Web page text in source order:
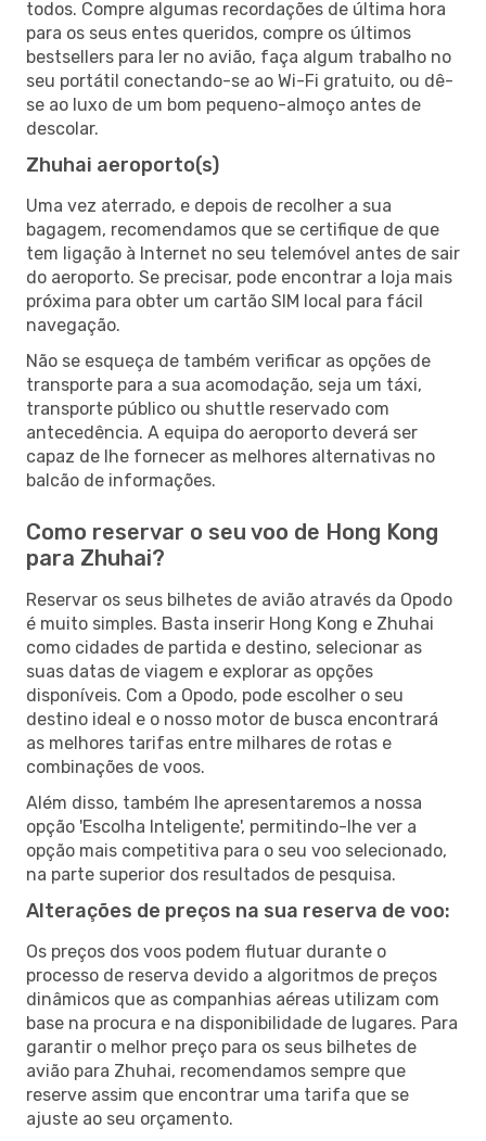
todos. Compre algumas recordações de última hora
para os seus entes queridos, compre os últimos
bestsellers para ler no avião, faça algum trabalho no
seu portátil conectando-se ao Wi-Fi gratuito, ou dê-
se ao luxo de um bom pequeno-almoço antes de
descolar.
Zhuhai aeroporto(s)
Uma vez aterrado, e depois de recolher a sua
bagagem, recomendamos que se certifique de que
tem ligação à Internet no seu telemóvel antes de sair
do aeroporto. Se precisar, pode encontrar a loja mais
próxima para obter um cartão SIM local para fácil
navegação.
Não se esqueça de também verificar as opções de
transporte para a sua acomodação, seja um táxi,
transporte público ou shuttle reservado com
antecedência. A equipa do aeroporto deverá ser
capaz de lhe fornecer as melhores alternativas no
balcão de informações.
Como reservar o seu voo de Hong Kong
para Zhuhai?
Reservar os seus bilhetes de avião através da Opodo
é muito simples. Basta inserir Hong Kong e Zhuhai
como cidades de partida e destino, selecionar as
suas datas de viagem e explorar as opções
disponíveis. Com a Opodo, pode escolher o seu
destino ideal e o nosso motor de busca encontrará
as melhores tarifas entre milhares de rotas e
combinações de voos.
Além disso, também lhe apresentaremos a nossa
opção 'Escolha Inteligente', permitindo-lhe ver a
opção mais competitiva para o seu voo selecionado,
na parte superior dos resultados de pesquisa.
Alterações de preços na sua reserva de voo:
Os preços dos voos podem flutuar durante o
processo de reserva devido a algoritmos de preços
dinâmicos que as companhias aéreas utilizam com
base na procura e na disponibilidade de lugares. Para
garantir o melhor preço para os seus bilhetes de
avião para Zhuhai, recomendamos sempre que
reserve assim que encontrar uma tarifa que se
ajuste ao seu orçamento.